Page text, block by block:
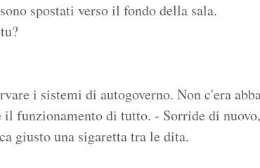
spostati verso il fondo della sala.
i sistemi di autogoverno. Non c'era
il funzionamento di tutto. - Sorride di
giusto una sigaretta tra le dita.